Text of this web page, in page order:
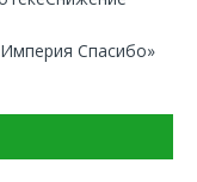
Спасибо»